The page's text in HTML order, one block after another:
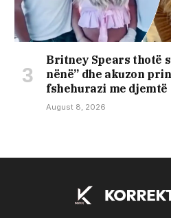
Britney Spears thotë
nënë” dhe akuzon
fshehurazi me djemtë
August 8, 2026